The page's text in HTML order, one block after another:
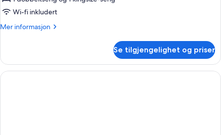
2
Bed
Wi-fi inkludert
Mer informasjon
Mer
Bed
Deluxe
Se tilgjengelighet og priser